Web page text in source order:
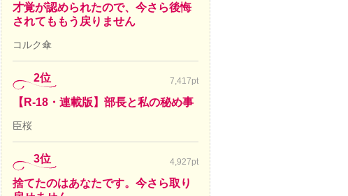
才覚が認められたので、今さら後悔
されてももう戻りません
コルク傘
2位 7,417pt
【R-18・連載版】部長と私の秘め事
臣桜
3位 4,927pt
捨てたのはあなたです。今さら取り